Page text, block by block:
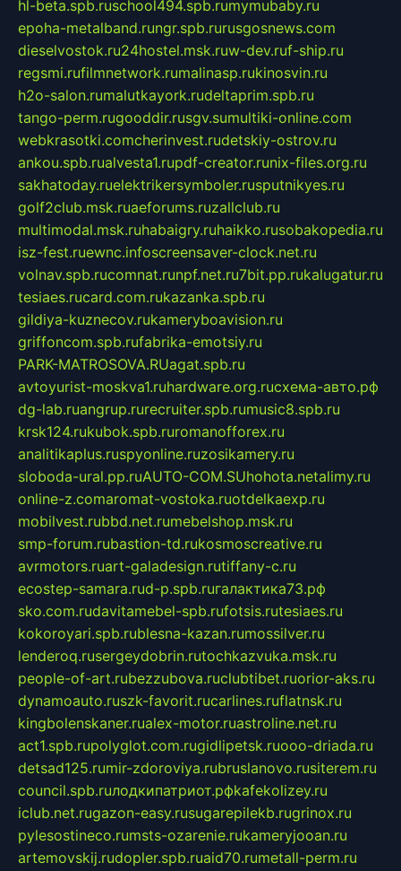
hl-beta.spb.ruschool494.spb.rumymubaby.ru
epoha-metalband.rungr.spb.rurusgosnews.com
dieselvostok.ru24hostel.msk.ruw-dev.ruf-ship.ru
regsmi.rufilmnetwork.rumalinasp.rukinosvin.ru
h2o-salon.rumalutkayork.rudeltaprim.spb.ru
tango-perm.rugooddir.rusgv.sumultiki-online.com
webkrasotki.comcherinvest.rudetskiy-ostrov.ru
ankou.spb.rualvesta1.rupdf-creator.runix-files.org.ru
sakhatoday.ruelektrikersymboler.rusputnikyes.ru
golf2club.msk.ruaeforums.ruzallclub.ru
multimodal.msk.ruhabaigry.ruhaikko.rusobakopedia.ru
isz-fest.ruewnc.infoscreensaver-clock.net.ru
volnav.spb.rucomnat.runpf.net.ru7bit.pp.rukalugatur.ru
tesiaes.rucard.com.rukazanka.spb.ru
gildiya-kuznecov.rukameryboavision.ru
griffoncom.spb.rufabrika-emotsiy.ru
PARK-MATROSOVA.RUagat.spb.ru
avtoyurist-moskva1.ruhardware.org.ruсхема-авто.рф
dg-lab.ruangrup.rurecruiter.spb.rumusic8.spb.ru
krsk124.rukubok.spb.ruromanofforex.ru
analitikaplus.ruspyonline.ruzosikamery.ru
sloboda-ural.pp.ruAUTO-COM.SUhohota.netalimy.ru
online-z.comaromat-vostoka.ruotdelkaexp.ru
mobilvest.rubbd.net.rumebelshop.msk.ru
smp-forum.rubastion-td.rukosmoscreative.ru
avrmotors.ruart-galadesign.rutiffany-c.ru
ecostep-samara.rud-p.spb.ruгалактика73.рф
sko.com.rudavitamebel-spb.rufotsis.rutesiaes.ru
kokoroyari.spb.rublesna-kazan.rumossilver.ru
lenderoq.rusergeydobrin.rutochkazvuka.msk.ru
people-of-art.rubezzubova.ruclubtibet.ruorior-aks.ru
dynamoauto.ruszk-favorit.rucarlines.ruflatnsk.ru
kingbolenskaner.rualex-motor.ruastroline.net.ru
act1.spb.rupolyglot.com.rugidlipetsk.ruooo-driada.ru
detsad125.rumir-zdoroviya.rubruslanovo.rusiterem.ru
council.spb.ruлодкипатриот.рфkafekolizey.ru
iclub.net.rugazon-easy.rusugarepilekb.rugrinox.ru
pylesostineco.rumsts-ozarenie.rukameryjooan.ru
artemovskij.rudopler.spb.ruaid70.rumetall-perm.ru